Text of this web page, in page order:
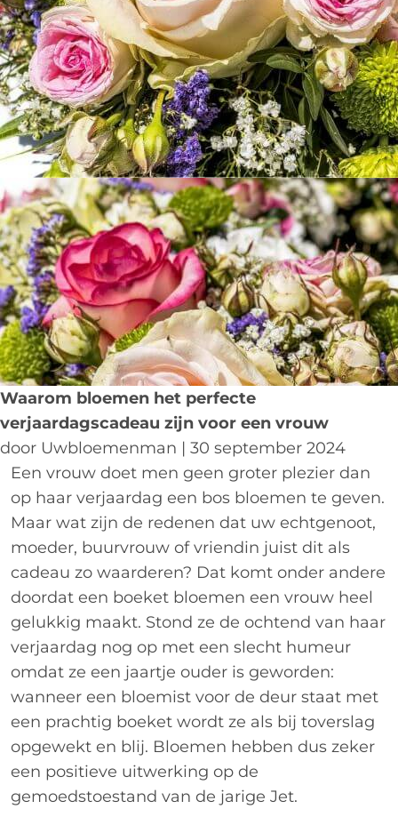
Waarom bloemen het perfecte
verjaardagscadeau zijn voor een vrouw
door Uwbloemenman | 30 september 2024
Een vrouw doet men geen groter plezier dan
op haar verjaardag een bos bloemen te geven.
Maar wat zijn de redenen dat uw echtgenoot,
moeder, buurvrouw of vriendin juist dit als
cadeau zo waarderen? Dat komt onder andere
doordat een boeket bloemen een vrouw heel
gelukkig maakt. Stond ze de ochtend van haar
verjaardag nog op met een slecht humeur
omdat ze een jaartje ouder is geworden:
wanneer een bloemist voor de deur staat met
een prachtig boeket wordt ze als bij toverslag
opgewekt en blij. Bloemen hebben dus zeker
een positieve uitwerking op de
gemoedstoestand van de jarige Jet.